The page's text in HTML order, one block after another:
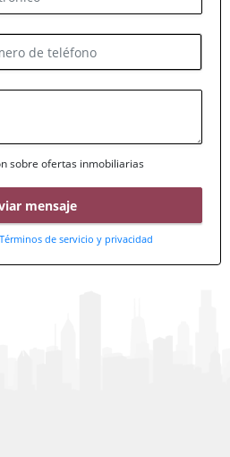
sobre ofertas inmobiliarias
mensaje
Términos de servicio y privacidad